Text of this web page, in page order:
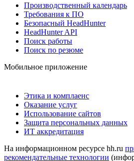
Производственный календарь
Требования к ПО
Безопасный HeadHunter
HeadHunter API
Поиск работы
Поиск по резюме
Мобильное приложение
Этика и комплаенс
Оказание услуг
Использование сайтов
Защита персональных данных
ИТ аккредитация
На информационном ресурсе hh.ru
рекомендательные технологии